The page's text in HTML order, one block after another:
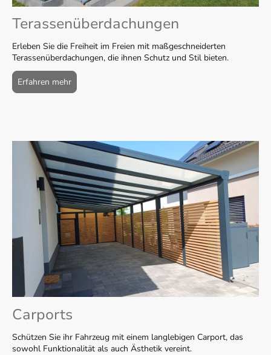
Terassenüberdachungen
Erleben Sie die Freiheit im Freien mit maßgeschneiderten
Terassenüberdachungen, die ihnen Schutz und Stil bieten.
Erfahren mehr
Carports
Schützen Sie ihr Fahrzeug mit einem langlebigen Carport, das
sowohl Funktionalität als auch Ästhetik vereint.